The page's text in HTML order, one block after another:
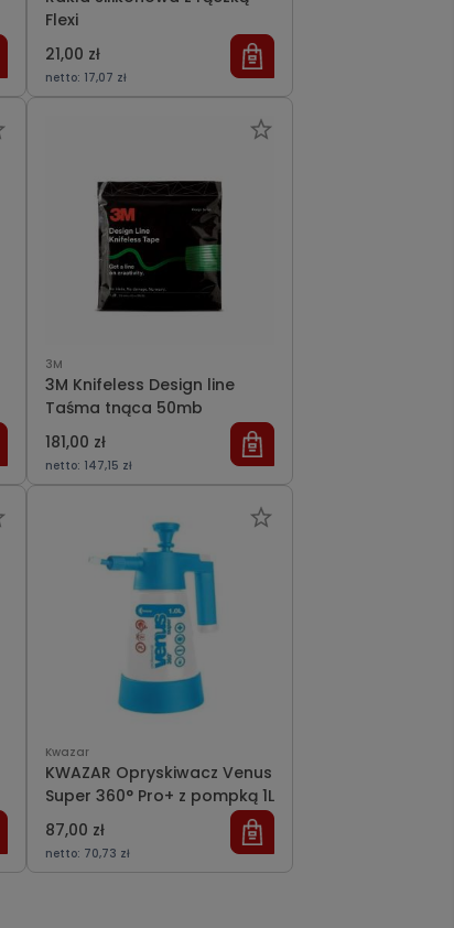
Flexi
21,00 zł
netto: 17,07 zł
3M
3M Knifeless Design line
Taśma tnąca 50mb
181,00 zł
netto: 147,15 zł
Kwazar
KWAZAR Opryskiwacz Venus
Super 360° Pro+ z pompką 1L
87,00 zł
netto: 70,73 zł